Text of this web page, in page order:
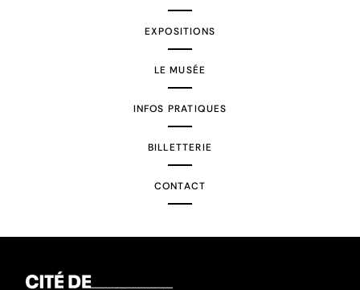
EXPOSITIONS
LE MUSÉE
INFOS PRATIQUES
BILLETTERIE
CONTACT